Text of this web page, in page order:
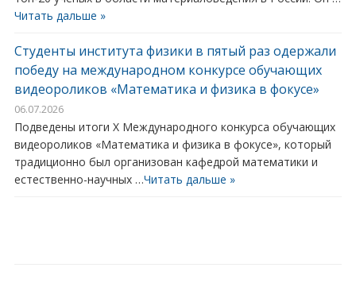
Читать дальше »
Студенты института физики в пятый раз одержали
победу на международном конкурсе обучающих
видеороликов «Математика и физика в фокусе»
06.07.2026
Подведены итоги X Международного конкурса обучающих
видеороликов «Математика и физика в фокусе», который
традиционно был организован кафедрой математики и
естественно-научных …Читать дальше »